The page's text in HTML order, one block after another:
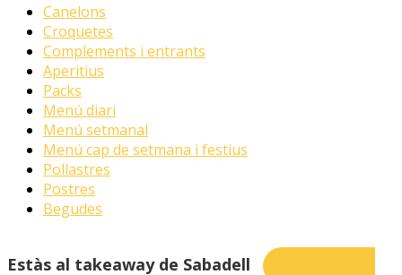
Canelons
Croquetes
Complements i entrants
Aperitius
Packs
Menú diari
Menú setmanal
Menú cap de setmana i festius
Pollastres
Postres
Begudes
Estàs al takeaway de Sabadell